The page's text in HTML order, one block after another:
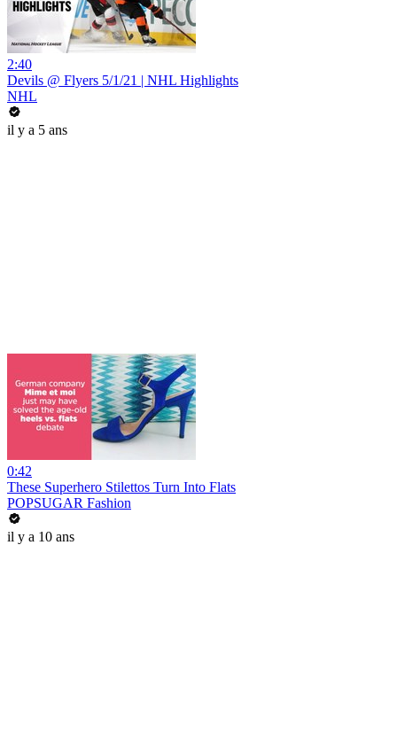
2:40
Devils @ Flyers 5/1/21 | NHL Highlights
NHL
il y a 5 ans
0:42
These Superhero Stilettos Turn Into Flats
POPSUGAR Fashion
il y a 10 ans